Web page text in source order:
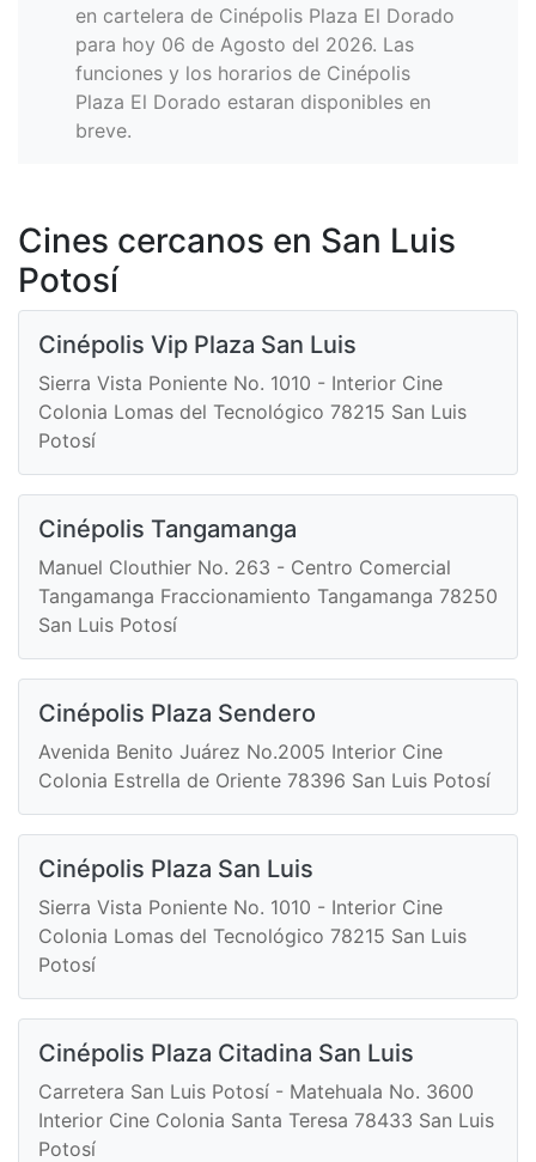
en cartelera de Cinépolis Plaza El Dorado
para hoy 06 de Agosto del 2026. Las
funciones y los horarios de Cinépolis
Plaza El Dorado estaran disponibles en
breve.
Cines cercanos en San Luis
Potosí
Cinépolis Vip Plaza San Luis
Sierra Vista Poniente No. 1010 - Interior Cine
Colonia Lomas del Tecnológico 78215 San Luis
Potosí
Cinépolis Tangamanga
Manuel Clouthier No. 263 - Centro Comercial
Tangamanga Fraccionamiento Tangamanga 78250
San Luis Potosí
Cinépolis Plaza Sendero
Avenida Benito Juárez No.2005 Interior Cine
Colonia Estrella de Oriente 78396 San Luis Potosí
Cinépolis Plaza San Luis
Sierra Vista Poniente No. 1010 - Interior Cine
Colonia Lomas del Tecnológico 78215 San Luis
Potosí
Cinépolis Plaza Citadina San Luis
Carretera San Luis Potosí - Matehuala No. 3600
Interior Cine Colonia Santa Teresa 78433 San Luis
Potosí